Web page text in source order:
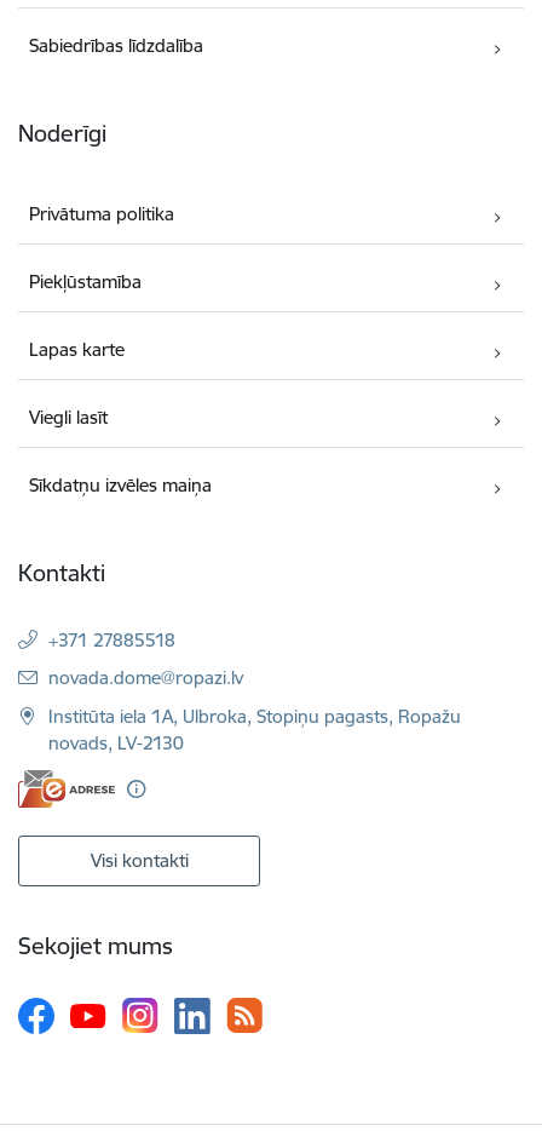
Sabiedrības līdzdalība
Noderīgi
Privātuma politika
Piekļūstamība
Lapas karte
Viegli lasīt
Sīkdatņu izvēles maiņa
Kontakti
+371 27885518
E-pasts:
novada.dome@ropazi.lv
Institūta iela 1A, Ulbroka, Stopiņu pagasts, Ropažu
novads, LV-2130
Visi kontakti
Sekojiet mums